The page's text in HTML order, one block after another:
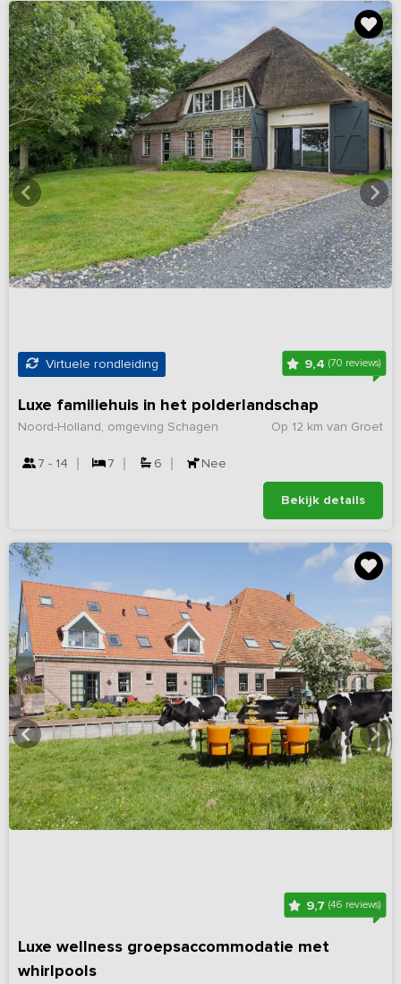
Virtuele rondleiding 9,4 (70 reviews)
Luxe familiehuis in het polderlandschap
Op 12 km van Groet
Noord-Holland, omgeving Schagen
7 - 14 7 6 Nee
Bekijk details
9,7(46 reviews)
Luxe wellness groepsaccommodatie met
whirlpools